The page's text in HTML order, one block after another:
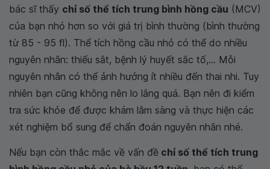
bác sĩ thấy chỉ số thể tích trung bình hồng cầu (MCV)
của bạn nhỏ hơn so với giá trị bình thường (bình thường
từ 85 - 95 fl). Thể tích hồng cầu nhỏ có thể do nhiều
nguyên nhân: thiếu sắt, bệnh lý huyết sắc tố,... Mỗi
nguyên nhân có thể ảnh hưởng ít nhiều đến thai nhi. Tuy
nhiên bạn cũng không nên lo lắng quá. Bạn nên đi kiểm
tra sức khỏe để được khám lâm sàng và thực hiện các
xét nghiệm bổ sung để chẩn đoán nguyên nhân nhé.
Nếu bạn còn thắc mắc về vấn đề chỉ số thể tích trung